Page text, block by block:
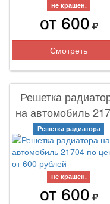
не крашен.
от 600
Смотреть
Решетка
на автомобиль
Решетка радиатора
не крашен.
от 600